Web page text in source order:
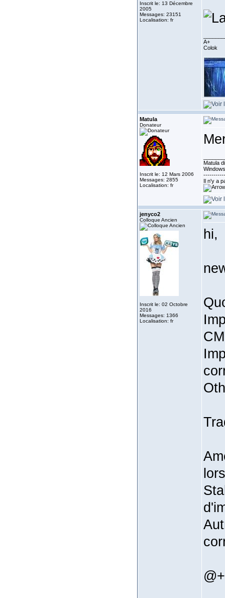
Inscrit le: 13 Décembre
2005
Messages: 23151
Localisation: fr
A+
Colok
Matula
Donateur
Inscrit le: 12 Mars 2006
Messages: 2855
Localisation: fr
Matula
Il n'y a
jenyco2
Colloque Ancien
Inscrit le: 02 Octobre
2016
Messages: 1366
Localisation: fr
hi,
@+